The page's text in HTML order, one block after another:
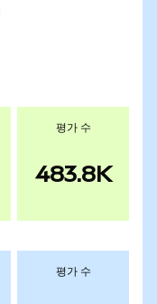
평가 수
483.8K
평가 수